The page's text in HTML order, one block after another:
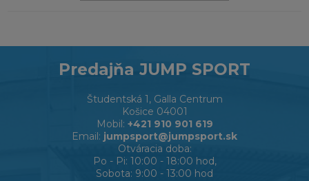
Predajňa JUMP SPORT
Študentská 1, Galla Centrum
Košice 04001
Mobil: +421 910 901 619
Email: jumpsport@jumpsport.sk
Otváracia doba:
Po - Pi: 10:00 - 18:00 hod,
Sobota: 9:00 - 13:00 hod